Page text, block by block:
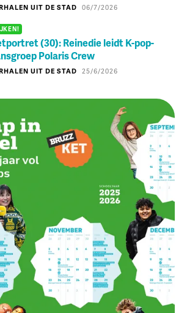
UIT DE STAD 06/7/2026
(30): Reinedie leidt K-pop-
Polaris Crew
UIT DE STAD 25/6/2026